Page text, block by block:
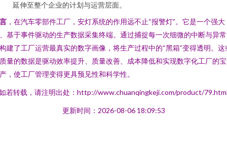
延伸至整个企业的计划与运营层面。
，在汽车零部件工厂，安灯系统的作用远不止“报警灯”。它是一个强大
基于事件驱动的生产数据采集终端。通过捕捉每一次细微的中断与异
建了工厂运营最真实的数字画像，将生产过程中的“黑箱”变得透明。这
量的数据是驱动效率提升、质量改善、成本降低和实现数字化工厂的
，使工厂管理变得更具预见性和科学性。
若转载，请注明出处：http://www.chuanqingkeji.com/product/
更新时间：2026-08-06 18:09:53